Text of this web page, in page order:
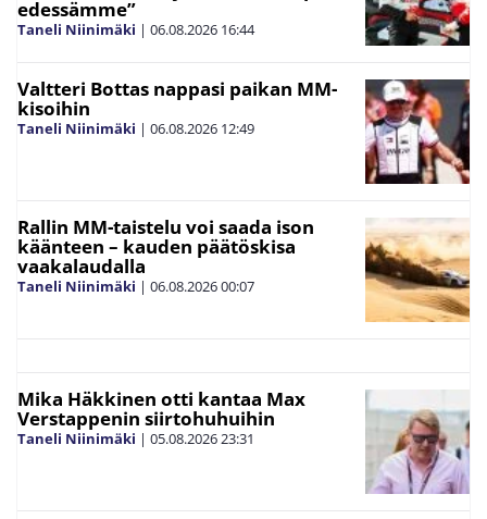
edessämme”
Taneli Niinimäki | 06.08.2026 16:44
Valtteri Bottas nappasi paikan MM-
kisoihin
Taneli Niinimäki | 06.08.2026 12:49
Rallin MM-taistelu voi saada ison
käänteen – kauden päätöskisa
vaakalaudalla
Taneli Niinimäki | 06.08.202600:07
Mika Häkkinen otti kantaa Max
Verstappenin siirtohuhuihin
Taneli Niinimäki | 05.08.202623:31